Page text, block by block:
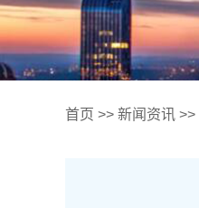
首页 >> 新闻资讯 >>